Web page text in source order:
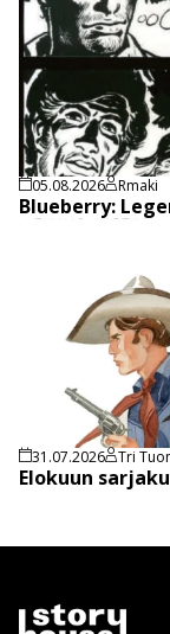
05.08.2026 Rmaki
Blueberry:
31.07.2026 Tri
Elokuun